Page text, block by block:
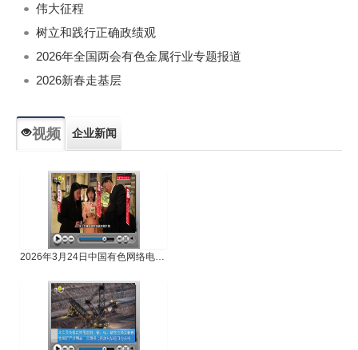
伟大征程
树立和践行正确政绩观
2026年全国两会有色金属行业专题报道
2026新春走基层
视频 企业新闻
2026年3月24日中国有色网络电视新闻